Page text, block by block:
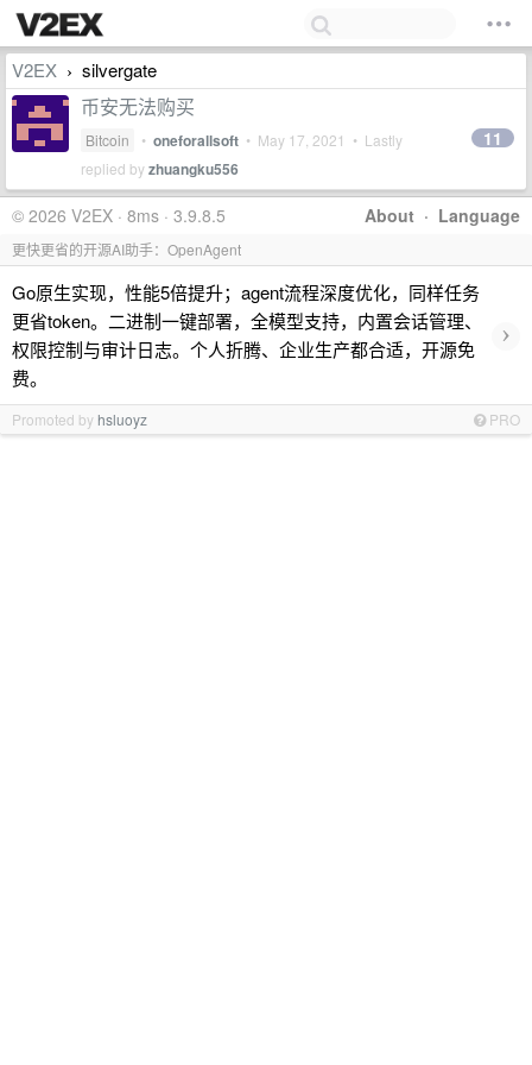
V2EX › silvergate
币安无法购买
Bitcoin • oneforallsoft • May 17, 2021 • Lastly
replied byzhuangku556
11
About · Language
© 2026 V2EX · 8ms · 3.9.8.5
更快更省的开源AI助手：OpenAgent
Go原生实现，性能5倍提升；agent流程深度优化，同样任务
更省token。二进制一键部署，全模型支持，内置会话管理、
权限控制与审计日志。个人折腾、企业生产都合适，开源免
费。
›
Promoted by hsluoyz PRO